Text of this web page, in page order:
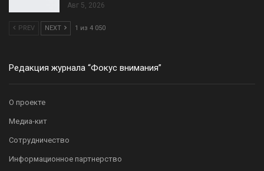
Авг 5, 2026
PREV NEXT 1 из 4 050
Редакция журнала “Фокус внимания”
О проекте
Медиа-кит
Сотрудничество
Информационное партнерство